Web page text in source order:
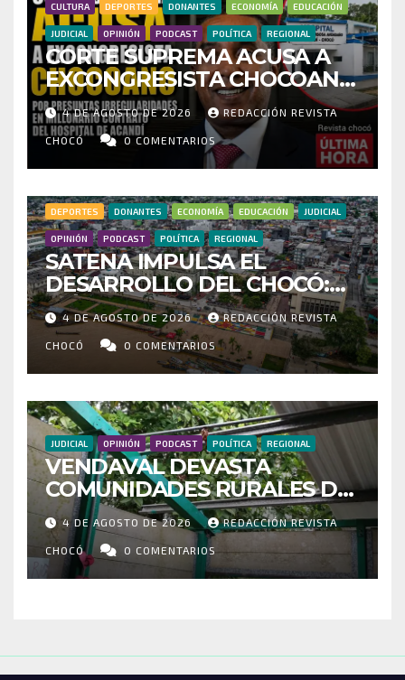
CULTURA DEPORTES DONANTES ECONOMÍA EDUCACIÓN
JUDICIAL OPINIÓN PODCAST POLÍTICA REGIONAL
CORTE SUPREMA ACUSA A
EXCONGRESISTA CHOCOANO
POR PRESUNTAS
IRREGULARIDADES EN
MILLONARIO CONTRATO DEL
HOSPITAL DE ACANDÍ
4 DE AGOSTO DE 2026 REDACCIÓN REVISTA
CHOCÓ 0 COMENTARIOS
DEPORTES DONANTES ECONOMÍA EDUCACIÓN JUDICIAL
OPINIÓN PODCAST POLÍTICA REGIONAL
SATENA IMPULSA EL
DESARROLLO DEL CHOCÓ:
MÁS DE 35 MIL PASAJEROS
MOVILIZADOS Y NUEVAS
RUTAS FORTALECEN LA
CONECTIVIDAD
4 DE AGOSTO DE 2026 REDACCIÓN REVISTA
CHOCÓ 0 COMENTARIOS
JUDICIAL OPINIÓN PODCAST POLÍTICA REGIONAL
VENDAVAL DEVASTA
COMUNIDADES RURALES DE
RIOSUCIO: ESCUELAS,
VIVIENDAS Y CEMENTERIO
ENTRE LOS AFECTADOS
4 DE AGOSTO DE 2026 REDACCIÓN REVISTA
CHOCÓ 0 COMENTARIOS